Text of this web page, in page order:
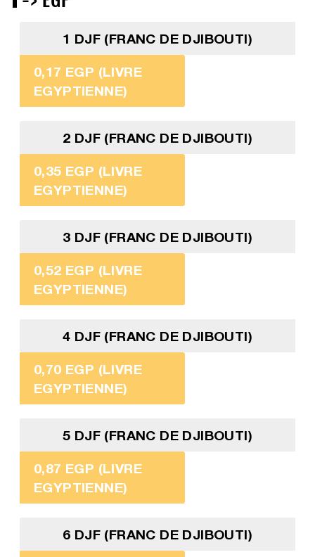
1 DJF (FRANC DE DJIBOUTI)
0,17 EGP (LIVRE
EGYPTIENNE)
2 DJF (FRANC DE DJIBOUTI)
0,35 EGP (LIVRE
EGYPTIENNE)
3 DJF (FRANC DE DJIBOUTI)
0,52 EGP (LIVRE
EGYPTIENNE)
4 DJF (FRANC DE DJIBOUTI)
0,70 EGP (LIVRE
EGYPTIENNE)
5 DJF (FRANC DE DJIBOUTI)
0,87 EGP (LIVRE
EGYPTIENNE)
6 DJF (FRANC DE DJIBOUTI)